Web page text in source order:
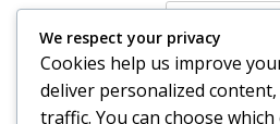
Simpan
We respect your privacy
Cookies help us improve
deliver personalized content,
traffic. You can choose